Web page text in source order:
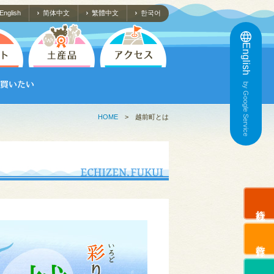
English 简体中文 繁體中文 한국어
English
by Google Service
HOME > 越前町とは